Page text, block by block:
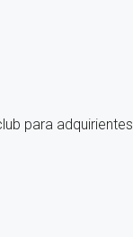
para adquirientes